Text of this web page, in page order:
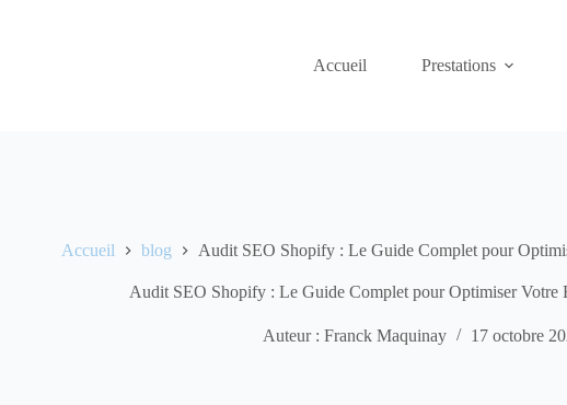
Accueil
Prestations
Accueil blog Audit SEO Shopify : Le Guide Complet pour
Audit SEO Shopify : Le Guide Complet pour Optimiser Votre
Auteur : Franck Maquinay 17 octobre